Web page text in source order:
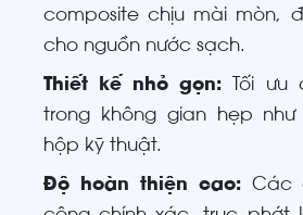
composite chịu mài mòn,
cho nguồn nước sạch.
Thiết kế nhỏ gọn: Tối ưu
trong không gian hẹp
hộp kỹ thuật.
Độ hoàn thiện cao:Các